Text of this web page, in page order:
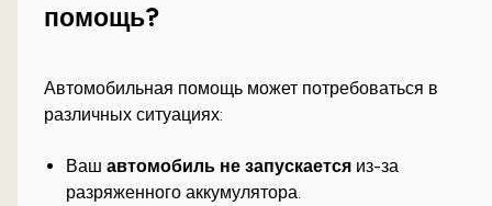
помощь?
Автомобильная помощь может потребоваться в
различных ситуациях:
Вашавтомобиль не запускается из-за
разряженного аккумулятора.